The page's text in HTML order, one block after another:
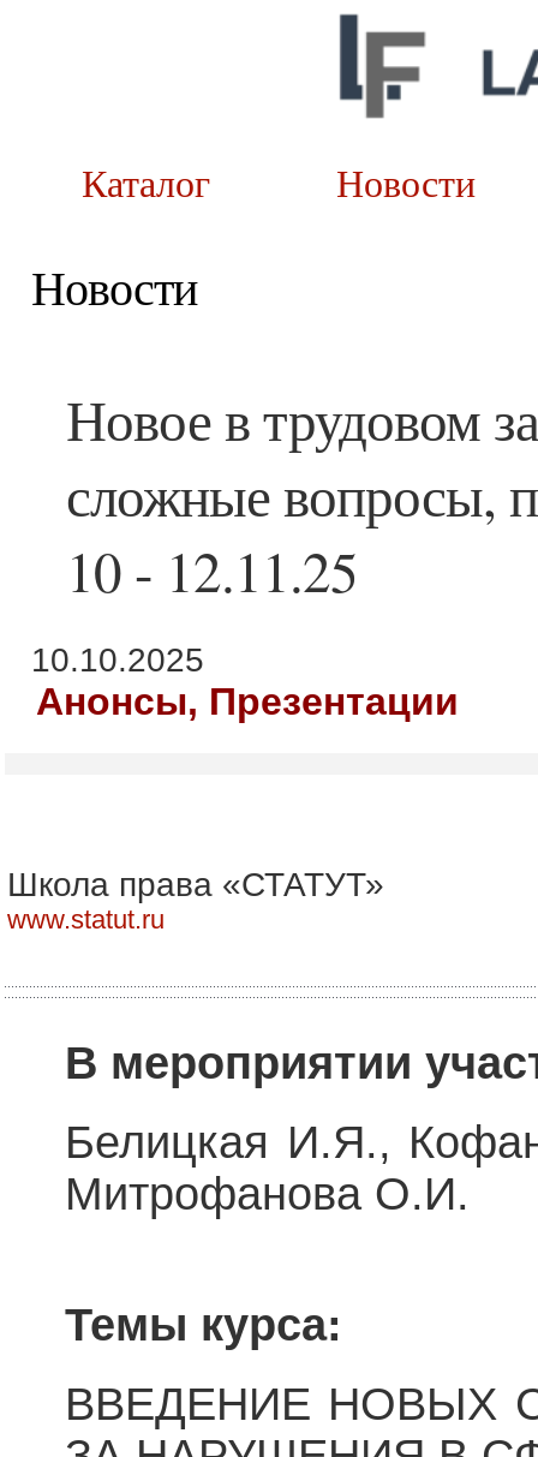
Каталог
Новости
Новое в трудовом
сложные вопросы,
10 - 12.11.25
10.10.2025
Анонсы, Презентации
Школа права «СТАТУТ»
www.statut.ru
В мероприятии
Белицкая И.Я.,
Митрофанова О.И.
Темы курса:
ВВЕДЕНИЕ НОВЫХ